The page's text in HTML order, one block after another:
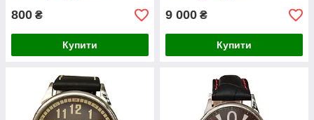
800 ₴
Купити
9 000 ₴
Купити